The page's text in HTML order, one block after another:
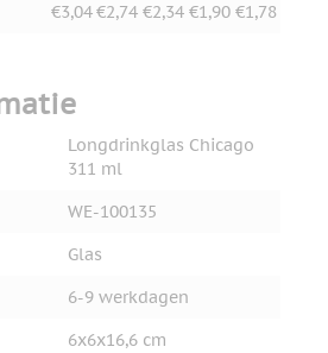
€3,04€2,74 €2,34 €1,90 €1,78
Longdrinkglas Chicago
311 ml
WE-100135
Glas
6-9 werkdagen
6x6x16,6 cm